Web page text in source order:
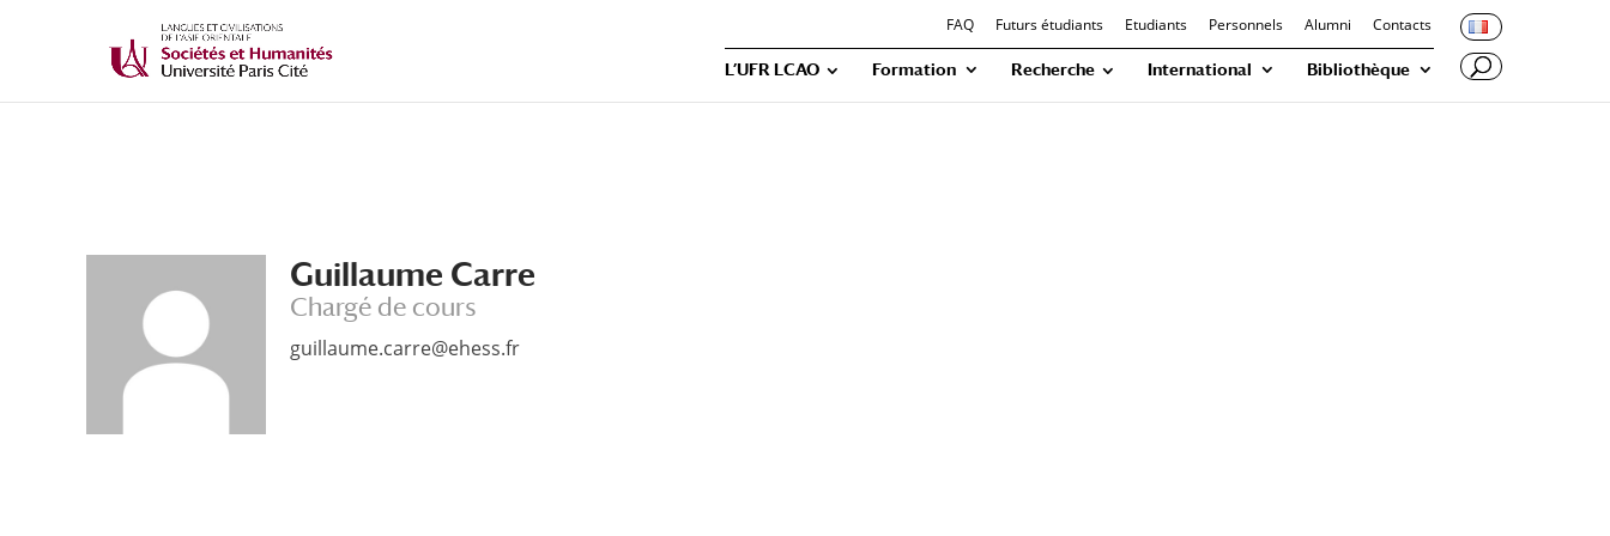
FAQ Futurs étudiants Etudiants Personnels Alumni Contacts
L’UFR LCAO Formation Recherche International Bibliothèque
Guillaume Carre
Chargé de cours
guillaume.carre@ehess.fr